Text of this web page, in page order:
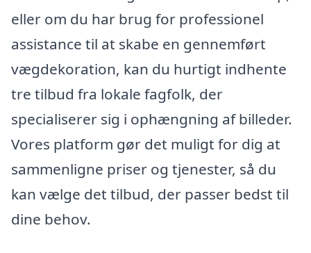
eller om du har brug for professionel
assistance til at skabe en gennemført
vægdekoration, kan du hurtigt indhente
tre tilbud fra lokale fagfolk, der
specialiserer sig i ophængning af billeder.
Vores platform gør det muligt for dig at
sammenligne priser og tjenester, så du
kan vælge det tilbud, der passer bedst til
dine behov.